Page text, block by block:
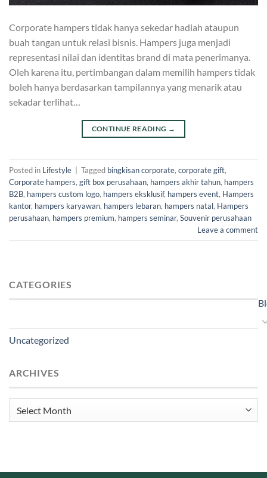
Corporate hampers tidak hanya sekedar hadiah ataupun
buah tangan untuk relasi bisnis. Hampers juga menjadi
representasi nilai dan identitas brand di mata penerimanya.
Oleh karena itu, pertimbangan dalam memilih hampers tidak
boleh hanya berdasarkan tampilannya yang menarik atau
sekadar terlihat…
CONTINUE READING →
Posted in Lifestyle Tagged bingkisan corporate, corporate gift,
Corporate hampers, gift box perusahaan, hampers akhir tahun, hampers
B2B, hampers custom logo, hampers eksklusif, hampers event, Hampers
kantor, hampers karyawan, hampers lebaran, hampers natal, Hampers
perusahaan, hampers premium, hampers seminar, Souvenir perusahaan
Leave a comment
CATEGORIES
Uncategorized
ARCHIVES
Archives